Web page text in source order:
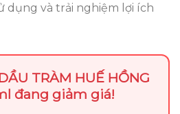
dụng và trải nghiệm lợi ích
TRÀM HUẾ HỒNG
đang giảm giá!